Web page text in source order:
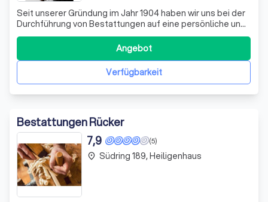
Seit unserer Gründung im Jahr 1904 haben wir uns bei der
Durchführung von Bestattungen auf eine persönliche und
würdevolle Gestaltung spezialisiert. Wir bieten eine
Vielzahl von Bestattungsarten an, darunter die
traditionelle Erdbestattung, Feuerbestattung,
Seebestattung sowie anonyme Bestattungen.
Verfügbarkeit
Angebot
Bestattungen Rücker
(5)
7,9
place Südring 189, Heiligenhaus